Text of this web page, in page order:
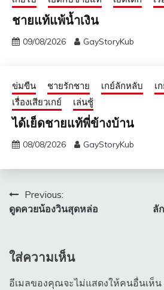
ชายแท้แพ้น้ำเงิน
09/08/2026 GayStoryKub
ข่มขืน ชายรักชาย เกย์ลักหลับ เ
เรื่องเสียวเกย์
เล่นชู้
ได้เย็ดชายแท้พี่ข้างบ้าน
08/08/2026 GayStoryKub
แนะแนว
เรื่อง
Previous:
ดูดควยน้องวินสุดหล่อ
ลั
ใส่ความเห็น
อีเมลของคุณจะไม่แสดงให้คนอื่นเห็น